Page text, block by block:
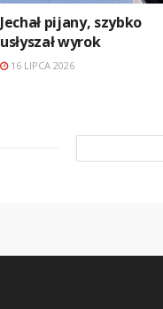
Jechał pijany, szybko
usłyszał wyrok
16 LIPCA 2026